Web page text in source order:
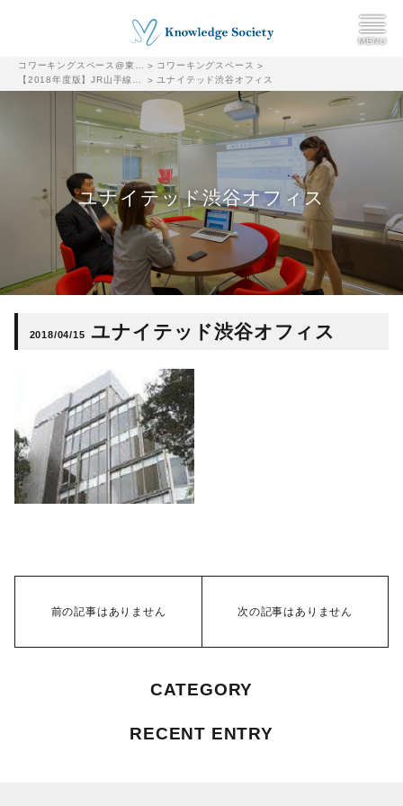
コワーキングスペース@東京都千代田区|ナレッジソサエティ > コワーキングスペース >
【2018年度版】JR山手線沿線（新宿・代々木・品川など）のおすすめコワーキングスペースまとめ
>ユナイテッド渋谷オフィス
ユナイテッド渋谷オフィス
2018/04/15 ユナイテッド渋谷オフィス
前の記事はありません 次の記事はありません
CATEGORY
RECENT ENTRY